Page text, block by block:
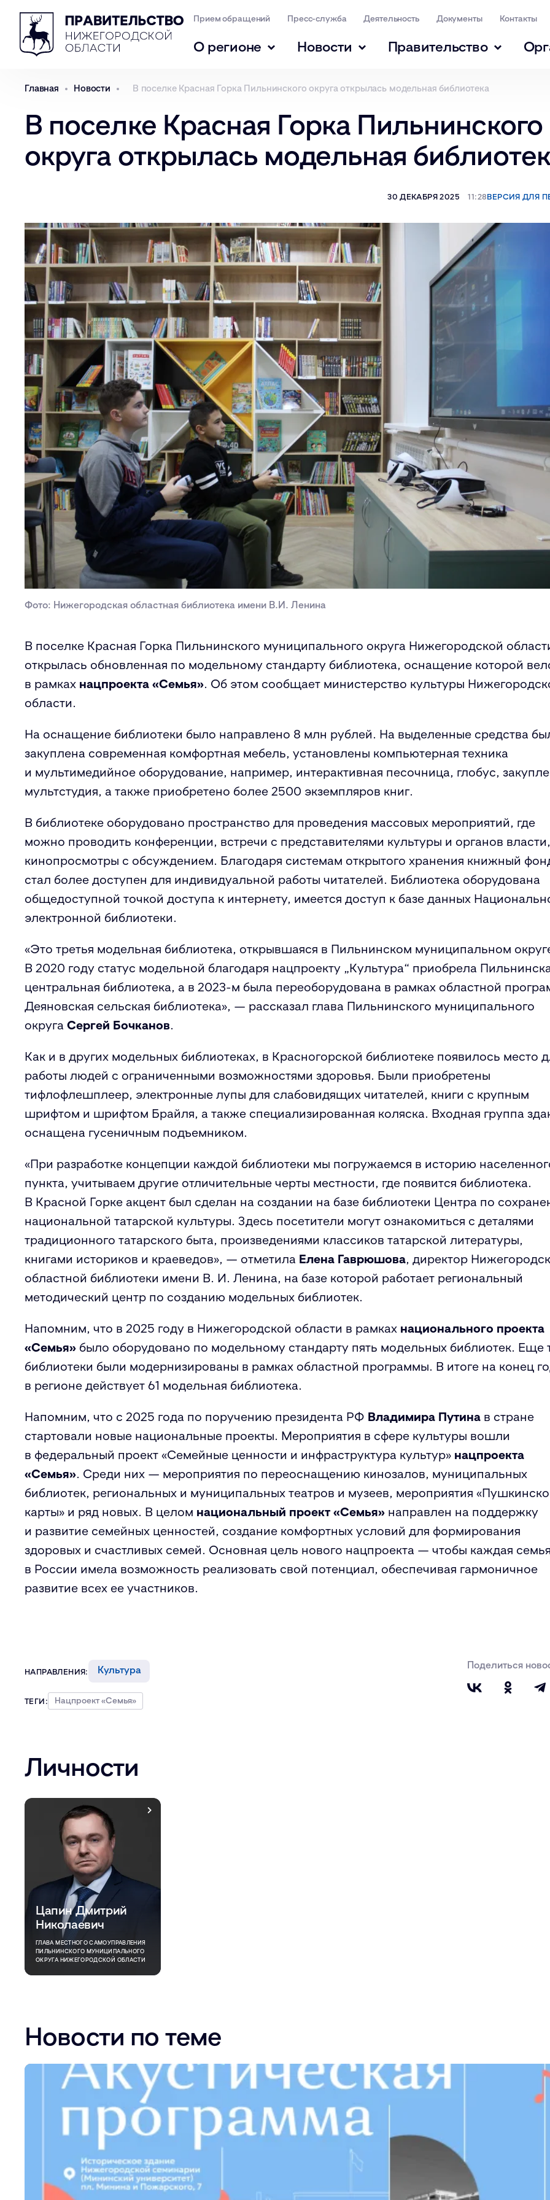
Прием обращений Пресс-служба Деятельность Документы Контакты
О регионе Новости Правительство
Главная Новости В поселке Красная Горка Пильнинского округа открылась модельная библиотека
В поселке Красная Горка Пильнинского
округа открылась модельная
30 ДЕКАБРЯ 2025 11:28ВЕРСИЯ ДЛЯ
Фото: Нижегородская областная библиотека имени В.И. Ленина
В поселке Красная Горка Пильнинского муниципального округа Нижегородской
открылась обновленная по модельному стандарту библиотека, оснащение которой
в рамках нацпроекта «Семья». Об этом сообщает министерство культуры
области.
На оснащение библиотеки было направлено 8 млн рублей. На выделенные средства
закуплена современная комфортная мебель, установлены компьютерная техника
и мультимедийное оборудование, например, интерактивная песочница, глобус,
мультстудия, а также приобретено более 2500 экземпляров книг.
В библиотеке оборудовано пространство для проведения массовых мероприятий, где
можно проводить конференции, встречи с представителями культуры и органов власти,
кинопросмотры с обсуждением. Благодаря системам открытого хранения книжный
стал более доступен для индивидуальной работы читателей. Библиотека оборудована
общедоступной точкой доступа к интернету, имеется доступ к базе данных
электронной библиотеки.
«Это третья модельная библиотека, открывшаяся в Пильнинском муниципальном
В 2020 году статус модельной благодаря нацпроекту „Культура“ приобрела
центральная библиотека, а в 2023-м была переоборудована в рамках областной
Деяновская сельская библиотека», — рассказал глава Пильнинского муниципального
округа Сергей Бочканов.
Как и в других модельных библиотеках, в Красногорской библиотеке появилось место
работы людей с ограниченными возможностями здоровья. Были приобретены
тифлофлешплеер, электронные лупы для слабовидящих читателей, книги с крупным
шрифтом и шрифтом Брайля, а также специализированная коляска. Входная группа
оснащена гусеничным подъемником.
«При разработке концепции каждой библиотеки мы погружаемся в историю
пункта, учитываем другие отличительные черты местности, где появится библиотека.
В Красной Горке акцент был сделан на создании на базе библиотеки Центра по
национальной татарской культуры. Здесь посетители могут ознакомиться с деталями
традиционного татарского быта, произведениями классиков татарской литературы,
книгами историков и краеведов», — отметила Елена Гаврюшова, директор
областной библиотеки имени В. И. Ленина, на базе которой работает региональный
методический центр по созданию модельных библиотек.
Напомним, что в 2025 году в Нижегородской области в рамках национального проекта
«Семья» было оборудовано по модельному стандарту пять модельных библиотек. Еще
библиотеки были модернизированы в рамках областной программы. В итоге на конец
в регионе действует 61 модельная библиотека.
Напомним, что с 2025 года по поручению президента РФ Владимира Путина в стране
стартовали новые национальные проекты. Мероприятия в сфере культуры вошли
в федеральный проект «Семейные ценности и инфраструктура культур» нацпроекта
«Семья». Среди них — мероприятия по переоснащению кинозалов, муниципальных
библиотек, региональных и муниципальных театров и музеев, мероприятия
карты» и ряд новых. В целом национальный проект «Семья» направлен на поддержку
и развитие семейных ценностей, создание комфортных условий для формирования
здоровых и счастливых семей. Основная цель нового нацпроекта — чтобы каждая
в России имела возможность реализовать свой потенциал, обеспечивая гармоничное
развитие всех ее участников.
НАПРАВЛЕНИЯ: Культура
ТЕГИ: Нацпроект «Семья»
Поделиться
Личности
Цапин Дмитрий
Николаевич
ГЛАВА МЕСТНОГО САМОУПРАВЛЕНИЯ
ПИЛЬНИНСКОГО МУНИЦИПАЛЬНОГО
ОКРУГА НИЖЕГОРОДСКОЙ ОБЛАСТИ
Новости по теме